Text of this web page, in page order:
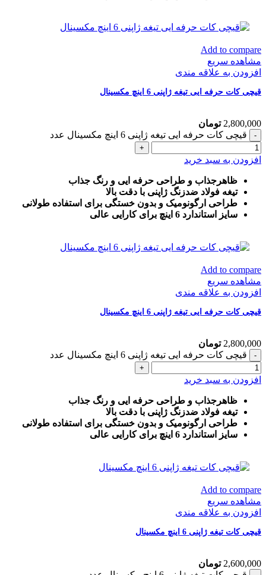
Add to compare
مشاهده سریع
افزودن به علاقه مندی
قیچی کات حرفه ایی تیغه ژاپنی 6 اینچ مکسینال
2,800,000 تومان
قیچی کات حرفه ایی تیغه ژاپنی 6 اینچ مکسینال عدد
افزودن به سبد خرید
ظاهرجذاب و طراحی حرفه ایی و رنگ جذاب
تیغه فولاد ضدزنگ ژاپنی با دقت بالا
طراحی ارگونومیک و بدون خستگی برای استفاده طولانی
سایز استاندارد 6 اینچ برای کارایی عالی
Add to compare
مشاهده سریع
افزودن به علاقه مندی
قیچی کات حرفه ایی تیغه ژاپنی 6 اینچ مکسینال
2,800,000 تومان
قیچی کات حرفه ایی تیغه ژاپنی 6 اینچ مکسینال عدد
افزودن به سبد خرید
ظاهرجذاب و طراحی حرفه ایی و رنگ جذاب
تیغه فولاد ضدزنگ ژاپنی با دقت بالا
طراحی ارگونومیک و بدون خستگی برای استفاده طولانی
سایز استاندارد 6 اینچ برای کارایی عالی
Add to compare
مشاهده سریع
افزودن به علاقه مندی
قیچی کات تیغه ژاپنی 6 اینچ مکسینال
2,600,000 تومان